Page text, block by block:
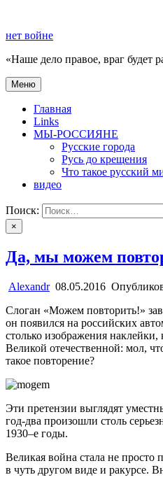
содержимому
нет войне
«Наше дело правое, враг будет
нет войне
«Наше дело правое, враг будет
Меню
Главная
Links
МЫ-РОССИЯНЕ
Русские города
Русь до крещения
Что такое русский
видео
Поиск:
×
Да, мы можем
Alexandr 08.05.2016
Слоган «Можем повторить!»
он появился на российских
столько изображения
Великой отечественной: мол,
такое повторение?
Эти претензии выглядят
год-два произошли столь
1930–е годы.
Великая война стала не
в чуть другом виде и ракурсе.